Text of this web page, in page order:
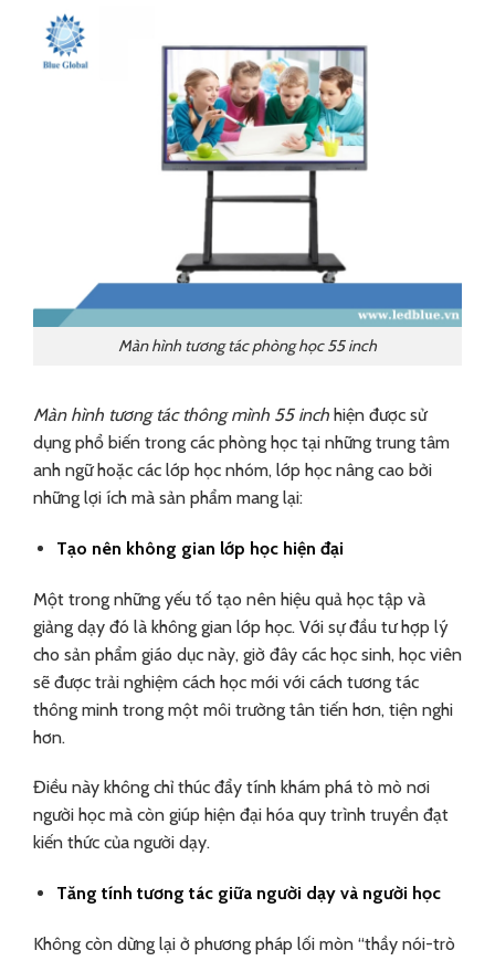
Màn hình tương tác phòng học 55 inch
Màn hình tương tác thông mình 55 inch hiện được sử
dụng phổ biến trong các phòng học tại những trung tâm
anh ngữ hoặc các lớp học nhóm, lớp học nâng cao bởi
những lợi ích mà sản phẩm mang lại:
Tạo nên không gian lớp học hiện đại
Một trong những yếu tố tạo nên hiệu quả học tập và
giảng dạy đó là không gian lớp học. Với sự đầu tư hợp lý
cho sản phẩm giáo dục này, giờ đây các học sinh, học viên
sẽ được trải nghiệm cách học mới với cách tương tác
thông minh trong một môi trường tân tiến hơn, tiện nghi
hơn.
Điều này không chỉ thúc đẩy tính khám phá tò mò nơi
người học mà còn giúp hiện đại hóa quy trình truyền đạt
kiến thức của người dạy.
Tăng tính tương tác giữa người dạy và người học
Không còn dừng lại ở phương pháp lối mòn “thầy nói-trò